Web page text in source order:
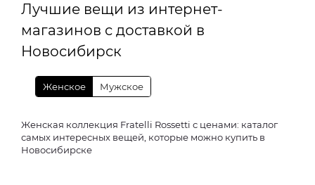
Лучшие вещи из интернет-
магазинов с доставкой в
Новосибирск
Женское Мужское
Женская коллекция Fratelli Rossetti с ценами: каталог
самых интересных вещей, которые можно купить в
Новосибирске